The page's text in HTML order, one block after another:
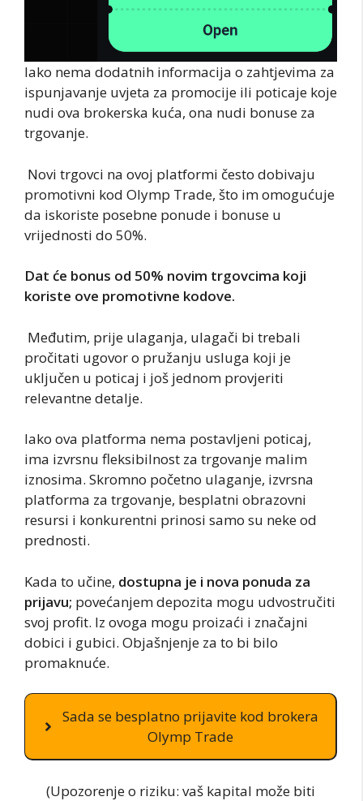
Iako nema dodatnih informacija o zahtjevima za
ispunjavanje uvjeta za promocije ili poticaje koje
nudi ova brokerska kuća, ona nudi bonuse za
trgovanje.
Novi trgovci na ovoj platformi često dobivaju
promotivni kod Olymp Trade, što im omogućuje
da iskoriste posebne ponude i bonuse u
vrijednosti do 50%.
Dat će bonus od 50% novim trgovcima koji
koriste ove promotivne kodove.
Međutim, prije ulaganja, ulagači bi trebali
pročitati ugovor o pružanju usluga koji je
uključen u poticaj i još jednom provjeriti
relevantne detalje.
Iako ova platforma nema postavljeni poticaj,
ima izvrsnu fleksibilnost za trgovanje malim
iznosima. Skromno početno ulaganje, izvrsna
platforma za trgovanje, besplatni obrazovni
resursi i konkurentni prinosi samo su neke od
prednosti.
Kada to učine, dostupna je i nova ponuda za
prijavu; povećanjem depozita mogu udvostručiti
svoj profit. Iz ovoga mogu proizaći i značajni
dobici i gubici. Objašnjenje za to bi bilo
promaknuće.
Sada se besplatno prijavite kod brokera
Olymp Trade
(Upozorenje o riziku: vaš kapital može biti